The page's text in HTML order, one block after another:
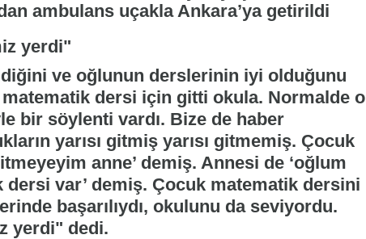
yerdi"
ve oğlunun derslerinin iyi olduğunu
dersi için gitti okula. Normalde o
bir söylenti vardı. Bize de haber
yarısı gitmiş yarısı gitmemiş. Çocuk
anne’ demiş. Annesi de ‘oğlum
var’ demiş. Çocuk matematik dersini
başarılıydı, okulunu da seviyordu.
yerdi" dedi.